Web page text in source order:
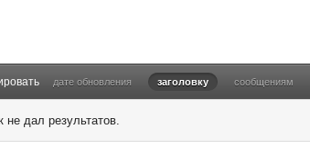
дате обновления заголовку сообщениям
не дал результатов.